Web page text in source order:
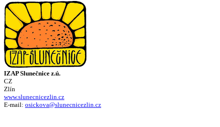
IZAP Slunečnice z.ú.
CZ
Zlín
www.slunecnicezlin.cz
E-mail: osickova@slunecnicezlin.cz